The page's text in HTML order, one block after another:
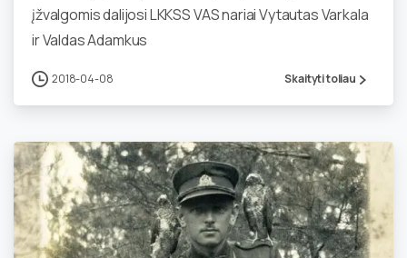
įžvalgomis dalijosi LKKSS VAS nariai Vytautas Varkala
ir Valdas Adamkus
2018-04-08 Skaityti toliau